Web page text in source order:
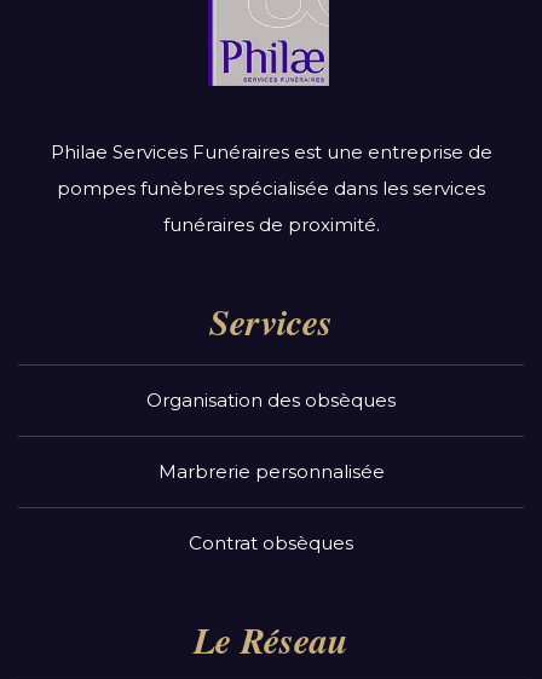
Philae Services Funéraires est une entreprise de
pompes funèbres spécialisée dans les services
funéraires de proximité.
Services
Organisation des obsèques
Marbrerie personnalisée
Contrat obsèques
Le Réseau